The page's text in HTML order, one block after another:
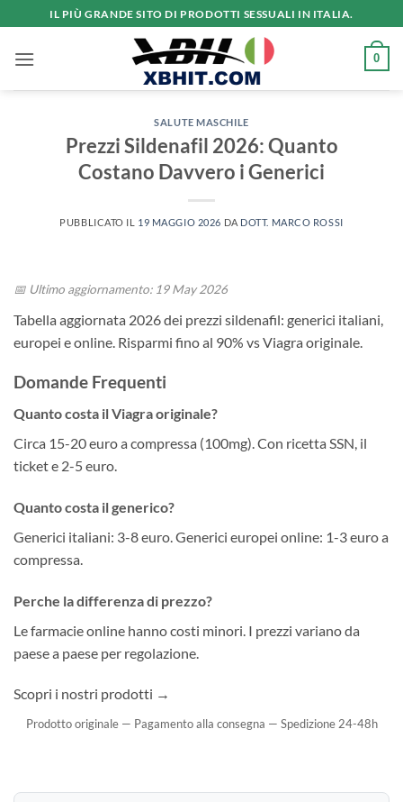
ai
contenuti
IL PIÙ GRANDE SITO DI PRODOTTI SESSUALI IN ITALIA.
0
SALUTE MASCHILE
Prezzi Sildenafil 2026: Quanto
Costano Davvero i Generici
PUBBLICATO IL 19 MAGGIO 2026 DA DOTT. MARCO ROSSI
📅 Ultimo aggiornamento: 19 May 2026
Tabella aggiornata 2026 dei prezzi sildenafil: generici italiani,
europei e online. Risparmi fino al 90% vs Viagra originale.
Domande Frequenti
Quanto costa il Viagra originale?
Circa 15-20 euro a compressa (100mg). Con ricetta SSN, il
ticket e 2-5 euro.
Quanto costa il generico?
Generici italiani: 3-8 euro. Generici europei online: 1-3 euro a
compressa.
Perche la differenza di prezzo?
Le farmacie online hanno costi minori. I prezzi variano da
paese a paese per regolazione.
Scopri i nostri prodotti →
Prodotto originale — Pagamento alla consegna — Spedizione 24-48h